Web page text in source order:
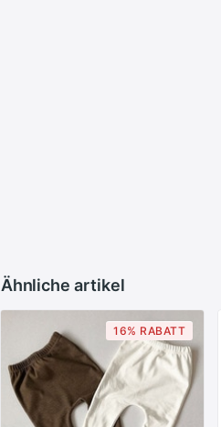
Ähnliche artikel
16% RABATT